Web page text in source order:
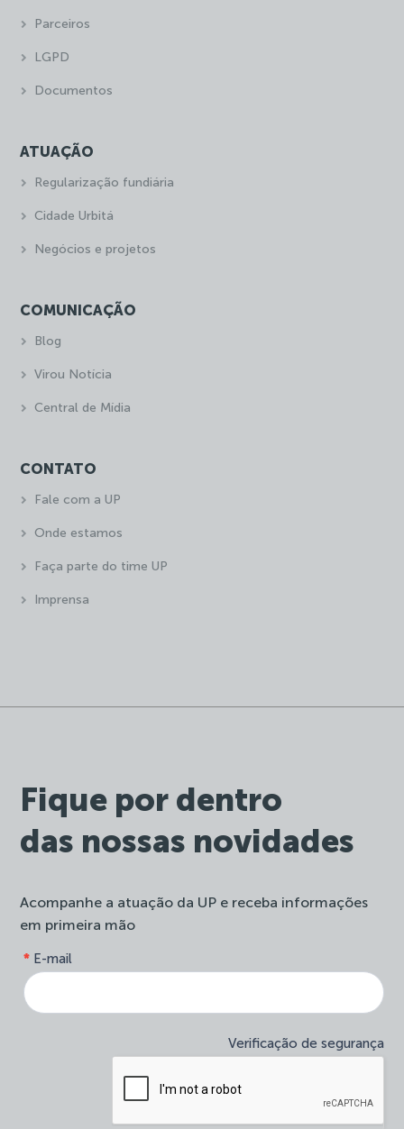
Fique por dentro
das nossas novidades
Acompanhe a atuação da UP e receba informações
em primeira mão
site-
newsletter
E-mail
*
Verificação de segurança
você
é
humano,
este
campo
branco.
Parceiros
LGPD
Documentos
ATUAÇÃO
Regularização fundiária
Cidade Urbitá
Negócios e projetos
COMUNICAÇÃO
Blog
Virou Notícia
Central de Mídia
CONTATO
Fale com a UP
Onde estamos
Faça parte do time UP
Imprensa